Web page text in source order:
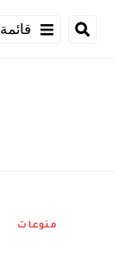
قائمة
منوعات